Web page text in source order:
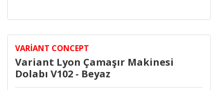
VARIANT CONCEPT
Variant Lyon Çamaşır Makinesi
Dolabı V102 - Beyaz